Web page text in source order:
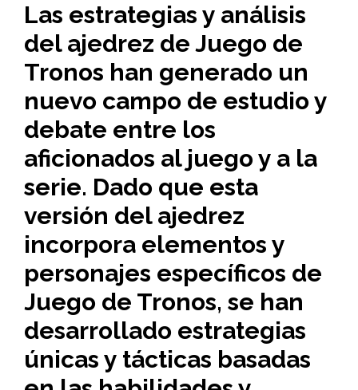
Las estrategias y análisis
del ajedrez de Juego de
Tronos han generado un
nuevo campo de estudio y
debate entre los
aficionados al juego y a la
serie. Dado que esta
versión del ajedrez
incorpora elementos y
personajes específicos de
Juego de Tronos, se han
desarrollado estrategias
únicas y tácticas basadas